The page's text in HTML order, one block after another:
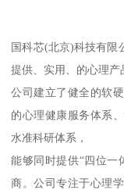
国科芯(北京)科技有限
提供、实用、的心理产
公司建立了健全的软
的心理健康服务体系
水准科研体系，
能够同时提供“四位一
商。公司专注于心理